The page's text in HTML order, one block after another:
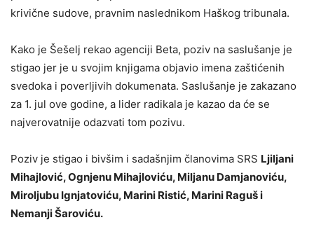
krivične sudove, pravnim naslednikom Haškog tribunala.
Kako je Šešelj rekao agenciji Beta, poziv na saslušanje je
stigao jer je u svojim knjigama objavio imena zaštićenih
svedoka i poverljivih dokumenata. Saslušanje je zakazano
za 1. jul ove godine, a lider radikala je kazao da će se
najverovatnije odazvati tom pozivu.
Poziv je stigao i bivšim i sadašnjim članovima SRS Ljiljani
Mihajlović, Ognjenu Mihajloviću, Miljanu Damjanoviću,
Miroljubu Ignjatoviću, Marini Ristić, Marini Raguš i
Nemanji Šaroviću.